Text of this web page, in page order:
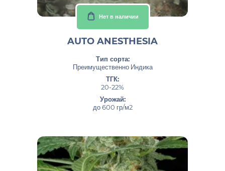
Нет в наличии
AUTO ANESTHESIA
Тип сорта:
Преимущественно Индика
ТГК:
20-22%
Урожай:
до 600 гр/м2